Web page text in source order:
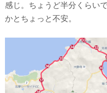
感じ。ちょうど半分くらい
かとちょっと不安。